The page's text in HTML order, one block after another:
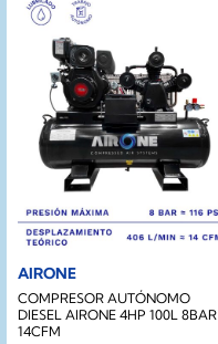
AIRONE
COMPRESOR AUTÓNOMO
DIESEL AIRONE 4HP 100L 8BAR
14CFM